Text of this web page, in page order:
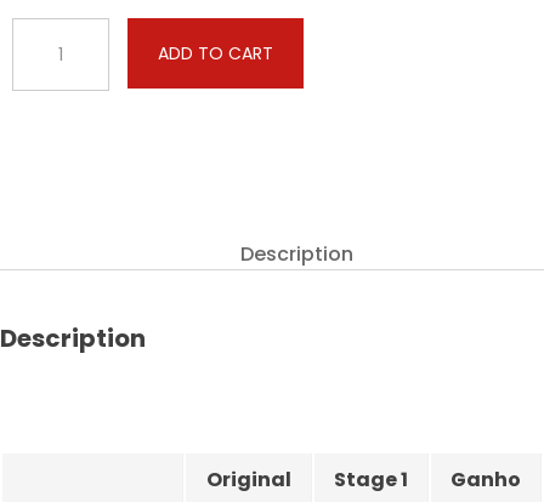
X3
ADD TO CART
Description
Description
Original Stage 1 Ganho